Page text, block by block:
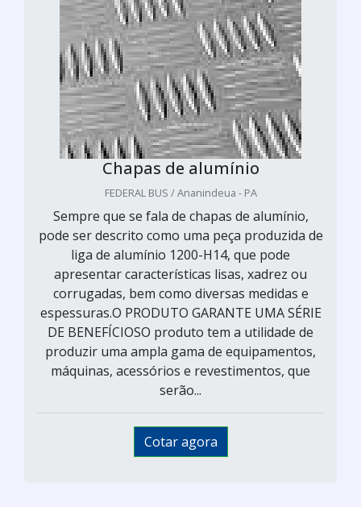
Chapas de alumínio
FEDERAL BUS / Ananindeua - PA
Sempre que se fala de chapas de alumínio,
pode ser descrito como uma peça produzida de
liga de alumínio 1200-H14, que pode
apresentar características lisas, xadrez ou
corrugadas, bem como diversas medidas e
espessuras.O PRODUTO GARANTE UMA SÉRIE
DE BENEFÍCIOSO produto tem a utilidade de
produzir uma ampla gama de equipamentos,
máquinas, acessórios e revestimentos, que
serão...
Cotar agora